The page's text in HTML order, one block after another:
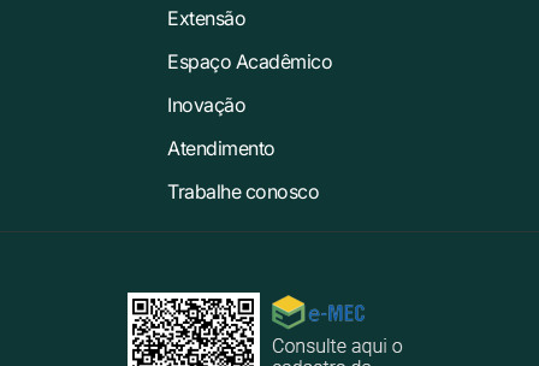
Extensão
Espaço Acadêmico
Inovação
Atendimento
Trabalhe conosco